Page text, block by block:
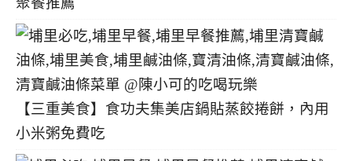
【三重美食】食功夫集美店鍋貼蒸餃捲餅，內用
小米粥免費吃